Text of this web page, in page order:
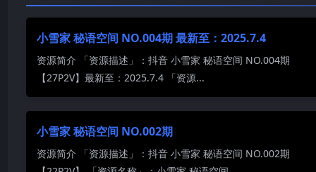
小雪家 秘语空间 NO.004期 最新至：2025.7.4
资源简介 「资源描述」：抖音 小雪家 秘语空间 NO.004期
【27P2V】最新至：2025.7.4 「资源...
小雪家 秘语空间 NO.002期
资源简介 「资源描述」：抖音 小雪家 秘语空间 NO.002期